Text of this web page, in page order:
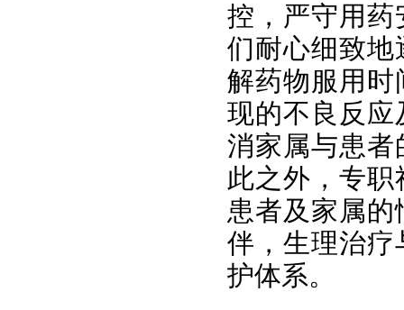
控，严守用
们耐心细致
解药物服用
现的不良反
消家属与患
此之外，专
患者及家属
伴，生理治
护体系。